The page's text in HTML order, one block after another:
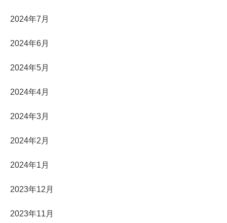
2024年7月
2024年6月
2024年5月
2024年4月
2024年3月
2024年2月
2024年1月
2023年12月
2023年11月